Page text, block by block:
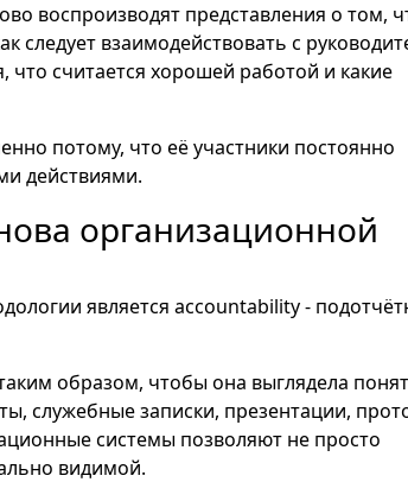
воспроизводят представления о том,
следует взаимодействовать с
считается хорошей работой и какие
потому, что её участники постоянно
действиями.
организационной
является accountability -
образом, чтобы она выглядела
служебные записки, презентации,
системы позволяют не просто
видимой.